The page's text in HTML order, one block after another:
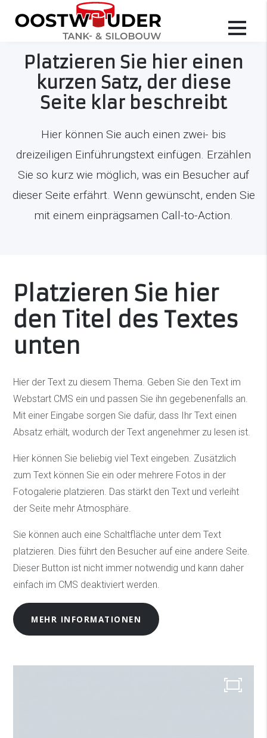
Platzieren Sie hier einen
kurzen Satz, der diese
Seite klar beschreibt
Hier können Sie auch einen zwei- bis
dreizeiligen Einführungstext einfügen. Erzählen
Sie so kurz wie möglich, was ein Besucher auf
dieser Seite erfährt. Wenn gewünscht, enden Sie
mit einem einprägsamen Call-to-Action.
Platzieren Sie hier
den Titel des Textes
unten
Hier der Text zu diesem Thema. Geben Sie den Text im
Webstart CMS ein und passen Sie ihn gegebenenfalls an.
Mit einer Eingabe sorgen Sie dafür, dass Ihr Text einen
Absatz erhält, wodurch der Text angenehmer zu lesen ist.
Hier können Sie beliebig viel Text eingeben. Zusätzlich
zum Text können Sie ein oder mehrere Fotos in der
Fotogalerie platzieren. Das stärkt den Text und verleiht
der Seite mehr Atmosphäre.
Sie können auch eine Schaltfläche unter dem Text
platzieren. Dies führt den Besucher auf eine andere Seite.
Dieser Button ist nicht immer notwendig und kann daher
einfach im CMS deaktiviert werden.
MEHR INFORMATIONEN